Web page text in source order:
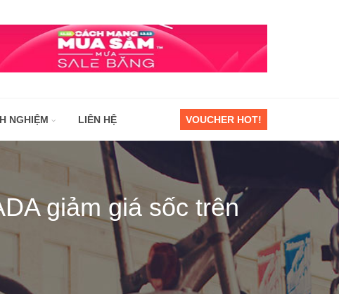
NGHIỆM LIÊN HỆ VOUCHER HOT!
giảm giá sốc trên